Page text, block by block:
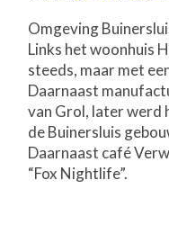
Omgeving
Links het woonhuis
steeds, maar met
Daarnaast
van Grol, later werd
de Buinersluis
Daarnaast café
“Fox Nightlife”.